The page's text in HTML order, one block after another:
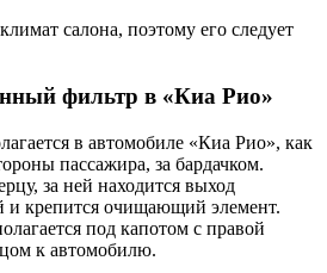
салона, поэтому его следует
фильтр в «Киа Рио»
в автомобиле «Киа Рио», как
пассажира, за бардачком.
за ней находится выход
и крепится очищающий элемент.
под капотом с правой
к автомобилю.